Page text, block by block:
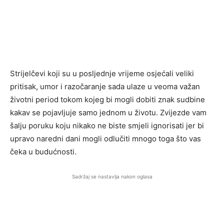
Strijelčevi koji su u posljednje vrijeme osjećali veliki
pritisak, umor i razočaranje sada ulaze u veoma važan
životni period tokom kojeg bi mogli dobiti znak sudbine
kakav se pojavljuje samo jednom u životu. Zvijezde vam
šalju poruku koju nikako ne biste smjeli ignorisati jer bi
upravo naredni dani mogli odlučiti mnogo toga što vas
čeka u budućnosti.
Sadržaj se nastavlja nakon oglasa